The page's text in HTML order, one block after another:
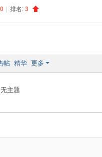
0 排名:3
帖 精华 更多
主题